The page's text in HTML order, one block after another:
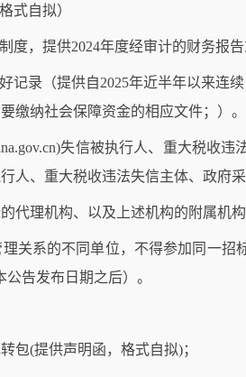
式自拟）
度，提供2024年度经审计的财务报
记录（提供自2025年近半年以来
缴纳社会保障资金的相应文件；）。
失信被执行人、 重大税收违
人、 重大税收违法失信主体、政府
代理机构、以及上述机构的附属机
关系的不同单位，不得参加同一
告发布日期之后）。
包(提供声明函，格式自拟)；